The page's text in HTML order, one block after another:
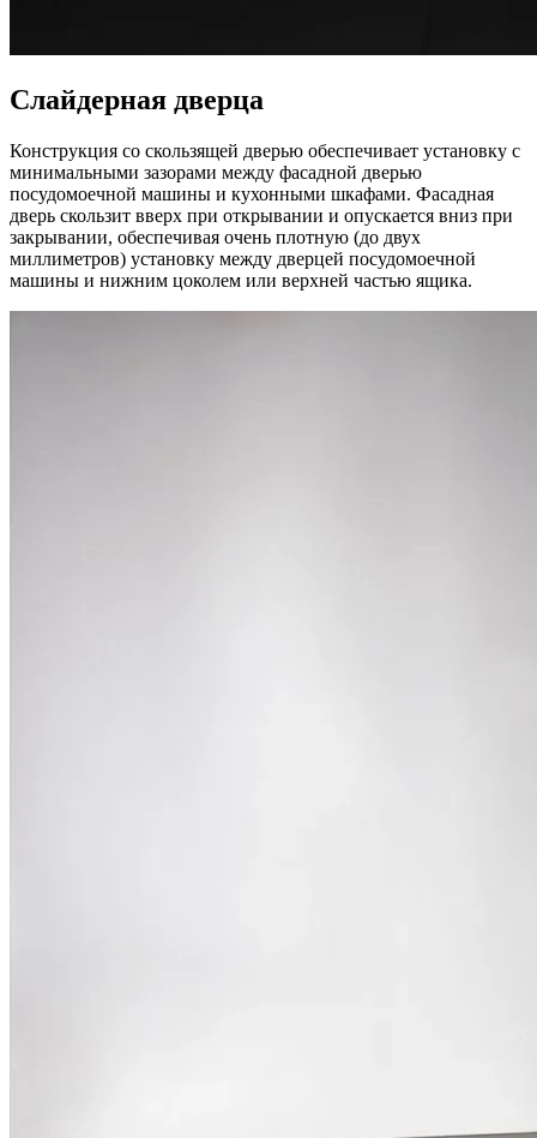
Слайдерная дверца
Конструкция со скользящей дверью обеспечивает установку с
минимальными зазорами между фасадной дверью
посудомоечной машины и кухонными шкафами. Фасадная
дверь скользит вверх при открывании и опускается вниз при
закрывании, обеспечивая очень плотную (до двух
миллиметров) установку между дверцей посудомоечной
машины и нижним цоколем или верхней частью ящика.